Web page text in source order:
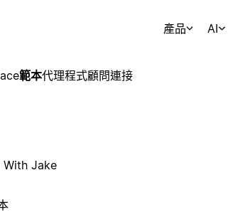
產品 AI
範本代理程式顧問連接
Jake